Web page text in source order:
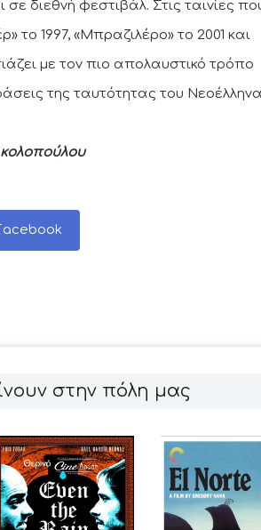
διεθνή φεστιβάλ. Στις ταινίες
το 1997, «Μπραζιλέρο» το 2001 και
με τον πιο απολαυστικό τρόπο
της ταυτότητας του
στην πόλη μας